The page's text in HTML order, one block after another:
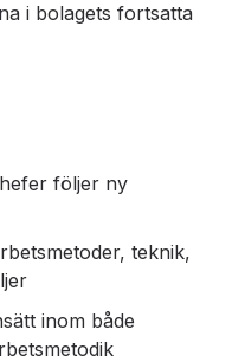
i bolagets fortsatta
följer ny
teknik,
inom både